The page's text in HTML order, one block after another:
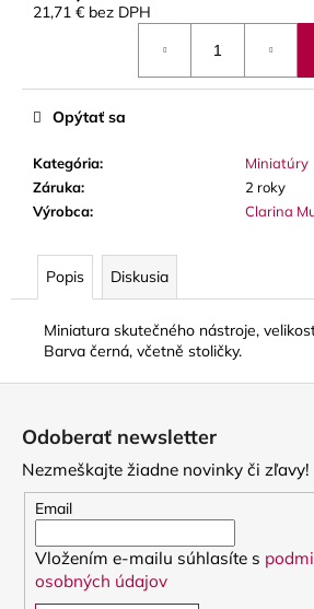
21,71 € bez DPH
Kategória:
Miniatúry
Záruka:
2 roky
Výrobca: Clarina
Opýtať sa
Popis Diskusia
Miniatura skutečného nástroje,
Barva černá, včetně stoličky.
o
č
a
PLÁTKY
NA
ALT
SAXOFÓN
3,80
Odoberať newsletter
Nezmeškajte žiadne novinky či zľavy!
Email
Vložením e-mailu súhlasíte s
osobných údajov